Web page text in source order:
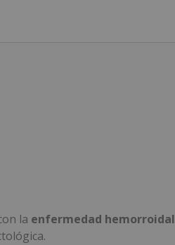
la enfermedad hemorroidal